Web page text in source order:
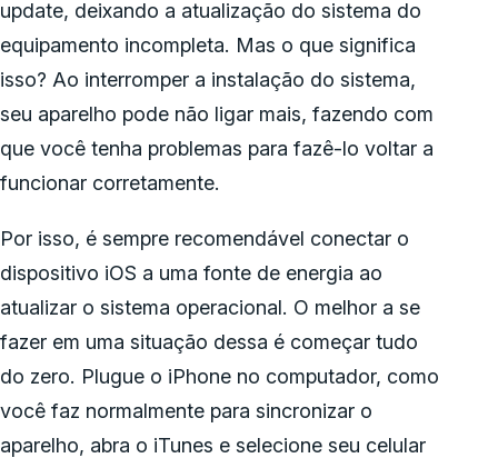
update, deixando a atualização do sistema do
equipamento incompleta. Mas o que significa
isso? Ao interromper a instalação do sistema,
seu aparelho pode não ligar mais, fazendo com
que você tenha problemas para fazê-lo voltar a
funcionar corretamente.
Por isso, é sempre recomendável conectar o
dispositivo iOS a uma fonte de energia ao
atualizar o sistema operacional. O melhor a se
fazer em uma situação dessa é começar tudo
do zero. Plugue o iPhone no computador, como
você faz normalmente para sincronizar o
aparelho, abra o iTunes e selecione seu celular